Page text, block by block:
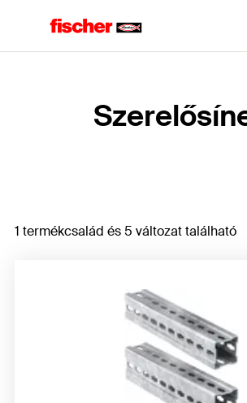
1 termékcsalád és 5 változat található